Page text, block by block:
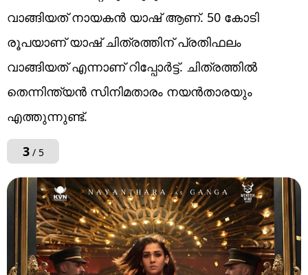
വാങ്ങിയത് നായക‍ൻ യാഷ് ആണ്. 50 കോടി
രൂപയാണ് യാഷ് ചിത്രത്തിന് പ്രതിഫലം
വാങ്ങിയത് എന്നാണ് റിപ്പോർട്ട്. ചിത്രത്തിൽ
തെന്നിന്ത്യന്‍ സിനിമതാരം നയൻതാരയും
എത്തുന്നുണ്ട്.
3/ 5